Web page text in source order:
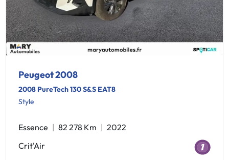
Peugeot 2008
2008 PureTech 130 S&S EAT8
Style
Essence 82 278 Km
2022
Crit'Air